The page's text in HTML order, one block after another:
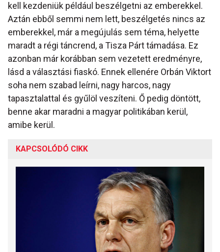
kell kezdeniük például beszélgetni az emberekkel.
Aztán ebből semmi nem lett, beszélgetés nincs az
emberekkel, már a megújulás sem téma, helyette
maradt a régi táncrend, a Tisza Párt támadása. Ez
azonban már korábban sem vezetett eredményre,
lásd a választási fiaskó. Ennek ellenére Orbán Viktort
soha nem szabad leírni, nagy harcos, nagy
tapasztalattal és gyűlöl veszíteni. Ő pedig döntött,
benne akar maradni a magyar politikában kerül,
amibe kerül.
KAPCSOLÓDÓ CIKK